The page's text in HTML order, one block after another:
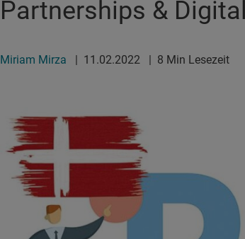
Partnerships &
Miriam Mirza | 11.02.2022 | 8 Min Lesezeit